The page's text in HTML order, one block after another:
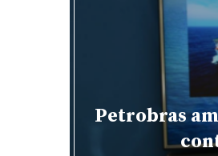
Petrobras